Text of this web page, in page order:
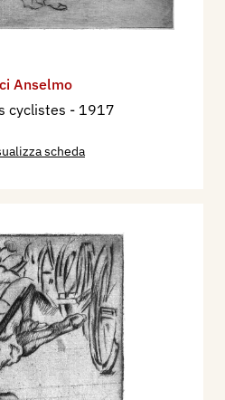
Anselmo
cyclistes - 1917
scheda